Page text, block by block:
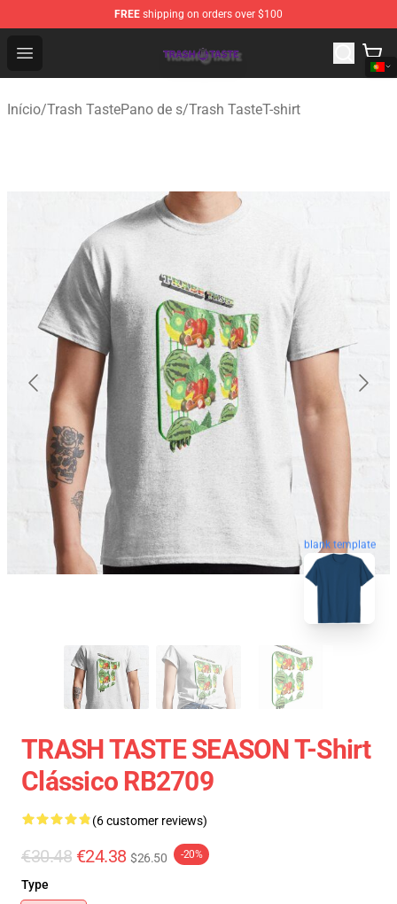
FREE shipping on orders over $100
Open menu
Trash Taste Shop - Official Trash Taste Merchandise
Início/Trash TastePano de s/Trash TasteT-shirt
blank template
TRASH TASTE SEASON T-Shirt
Clássico RB2709
(6 customer reviews)
€30.48 €24.38 $26.50 -20%
Type